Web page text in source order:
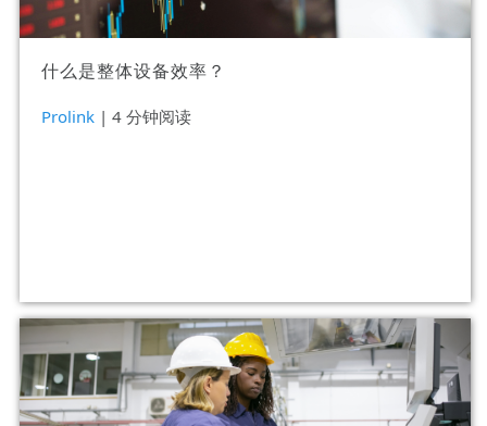
什么是整体设备效率？
Prolink | 4 分钟阅读